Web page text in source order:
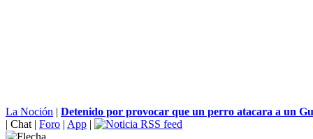
La Noción | Detenido por provocar que un perro atacara a un
| Chat | Foro | App |